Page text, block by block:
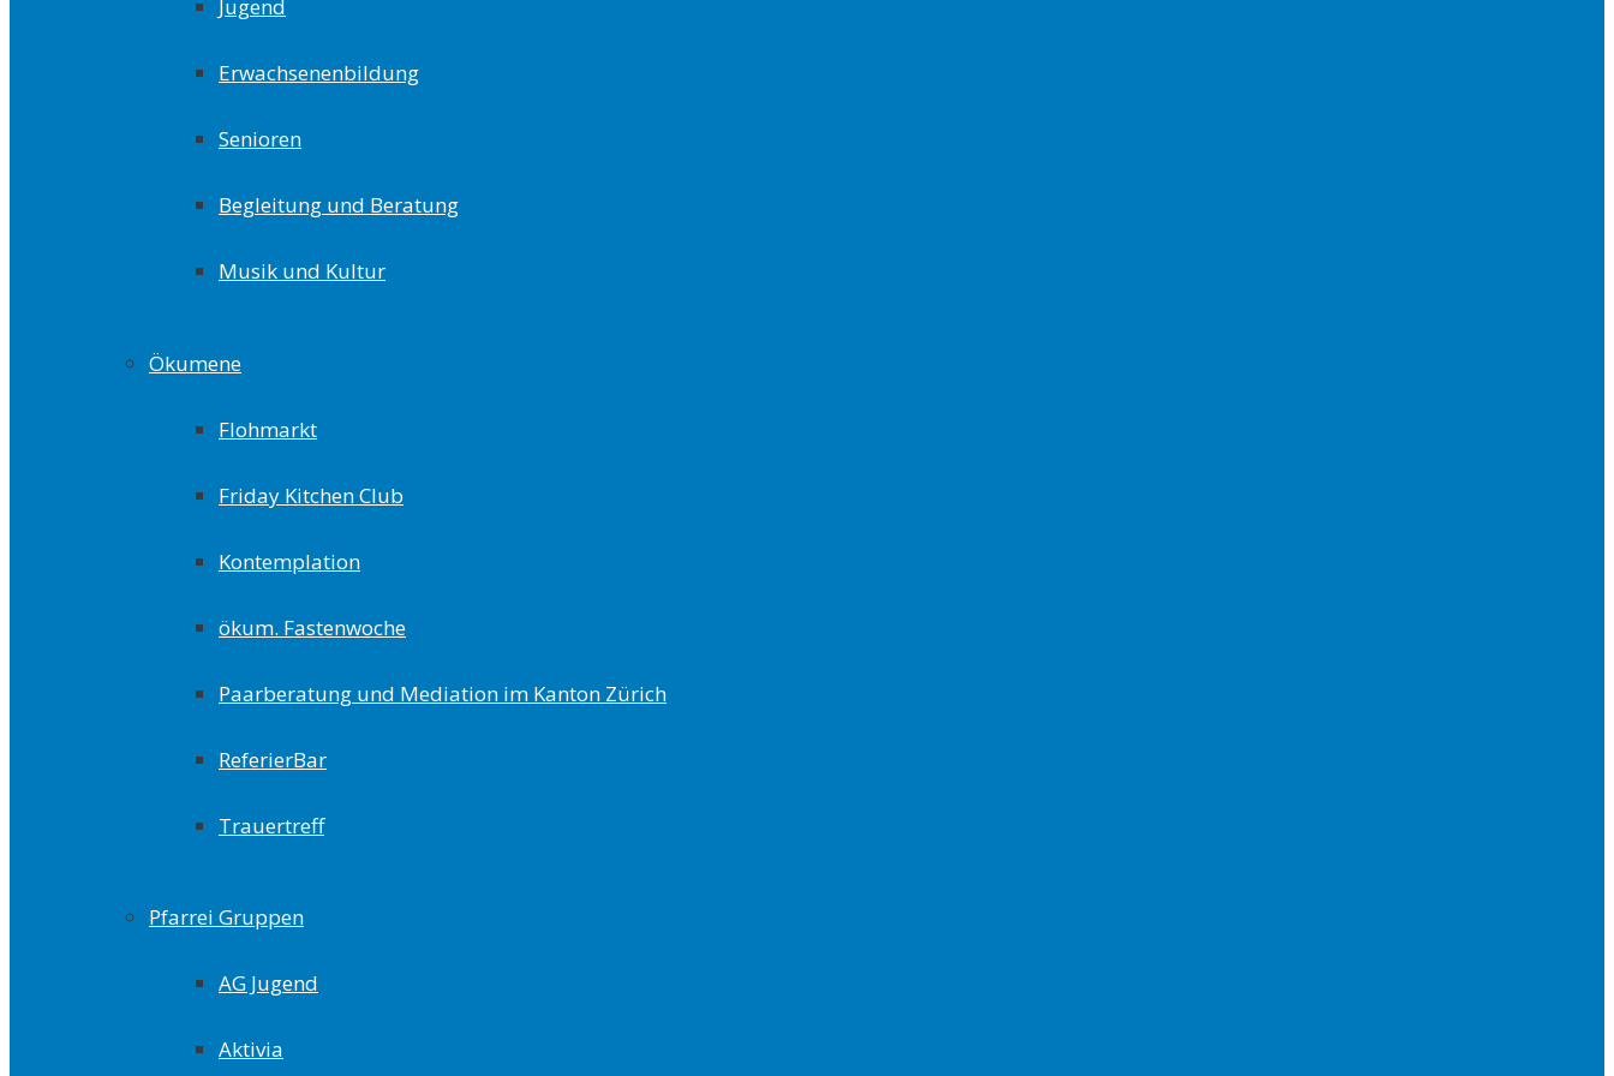
Jugend
Erwachsenenbildung
Senioren
Begleitung und Beratung
Musik und Kultur
Ökumene
Flohmarkt
Friday Kitchen Club
Kontemplation
ökum. Fastenwoche
Paarberatung und Mediation im Kanton Zürich
ReferierBar
Trauertreff
Pfarrei Gruppen
AG Jugend
Aktivia